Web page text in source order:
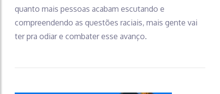
quanto mais pessoas acabam escutando e
compreendendo as questões raciais, mais gente vai
ter pra odiar e combater esse avanço.